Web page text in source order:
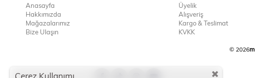
Anasayfa
Hakkımızda
Mağazalarımız
Bize Ulaşın
Üyelik
Alışveriş
Kargo & Teslimat
KVKK
© 2026